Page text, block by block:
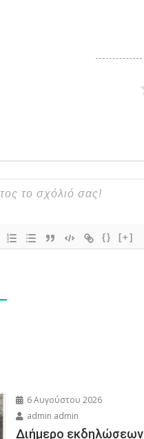
{} [+]
6 Αυγούστου 2026
admin admin
Διήμερο εκδηλώσεων